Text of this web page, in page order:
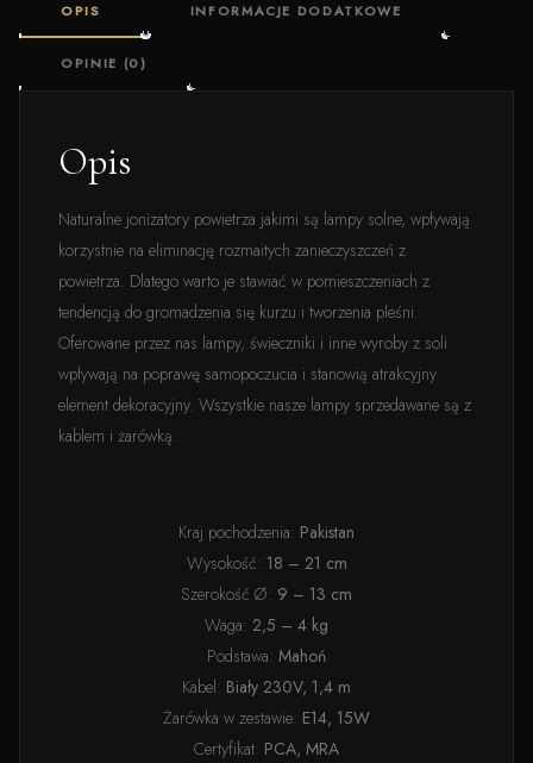
OPIS INFORMACJE DODATKOWE
OPINIE (0)
Opis
Naturalne jonizatory powietrza jakimi są lampy solne, wpływają
korzystnie na eliminację rozmaitych zanieczyszczeń z
powietrza. Dlatego warto je stawiać w pomieszczeniach z
tendencją do gromadzenia się kurzu i tworzenia pleśni.
Oferowane przez nas lampy, świeczniki i inne wyroby z soli
wpływają na poprawę samopoczucia i stanowią atrakcyjny
element dekoracyjny. Wszystkie nasze lampy sprzedawane są z
kablem i żarówką.
Kraj pochodzenia: Pakistan
Wysokość: 18 – 21 cm
Szerokość Ø: 9 – 13 cm
Waga: 2,5 – 4 kg
Podstawa: Mahoń
Kabel: Biały 230V, 1,4 m
Żarówka w zestawie: E14, 15W
Certyfikat: PCA, MRA